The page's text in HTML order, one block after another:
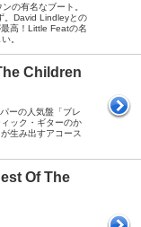
の有名なブート。
。David Lindleyとの
高！Little Featの名
。
Children
ーの人気盤「ブレ
ック・ギターのか
生み出すアコース
Of The